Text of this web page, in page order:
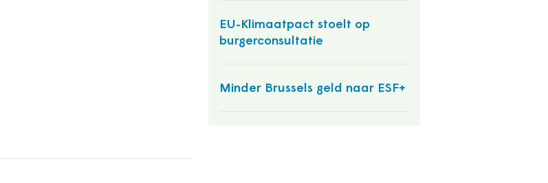
EU-Klimaatpact stoelt op
burgerconsultatie
Minder Brussels geld naar ESF+